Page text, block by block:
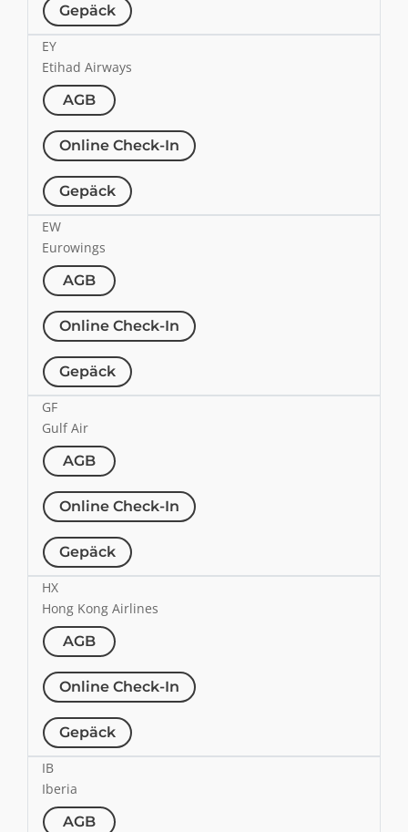
Gepäck
EY
Etihad Airways
AGB
Online Check-In
Gepäck
EW
Eurowings
AGB
Online Check-In
Gepäck
GF
Gulf Air
AGB
Online Check-In
Gepäck
HX
Hong Kong Airlines
AGB
Online Check-In
Gepäck
IB
Iberia
AGB